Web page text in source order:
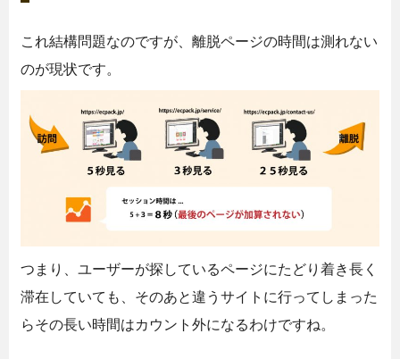
これ結構問題なのですが、離脱ページの時間は測れない
のが現状です。
つまり、ユーザーが探しているページにたどり着き長く
滞在していても、そのあと違うサイトに行ってしまった
らその長い時間はカウント外になるわけですね。